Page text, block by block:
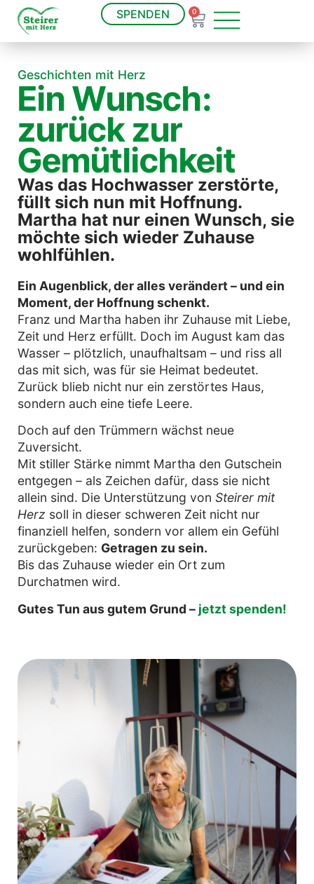
SPENDEN 0
Geschichten mit Herz
Ein Wunsch:
zurück zur
Gemütlichkeit
Was das Hochwasser zerstörte,
füllt sich nun mit Hoffnung.
Martha hat nur einen Wunsch, sie
möchte sich wieder Zuhause
wohlfühlen.
Ein Augenblick, der alles verändert – und ein
Moment, der Hoffnung schenkt.
Franz und Martha haben ihr Zuhause mit Liebe,
Zeit und Herz erfüllt. Doch im August kam das
Wasser – plötzlich, unaufhaltsam – und riss all
das mit sich, was für sie Heimat bedeutet.
Zurück blieb nicht nur ein zerstörtes Haus,
sondern auch eine tiefe Leere.
Doch auf den Trümmern wächst neue
Zuversicht.
Mit stiller Stärke nimmt Martha den Gutschein
entgegen – als Zeichen dafür, dass sie nicht
allein sind. Die Unterstützung von Steirer mit
Herz soll in dieser schweren Zeit nicht nur
finanziell helfen, sondern vor allem ein Gefühl
zurückgeben: Getragen zu sein.
Bis das Zuhause wieder ein Ort zum
Durchatmen wird.
Gutes Tun aus gutem Grund – jetzt spenden!